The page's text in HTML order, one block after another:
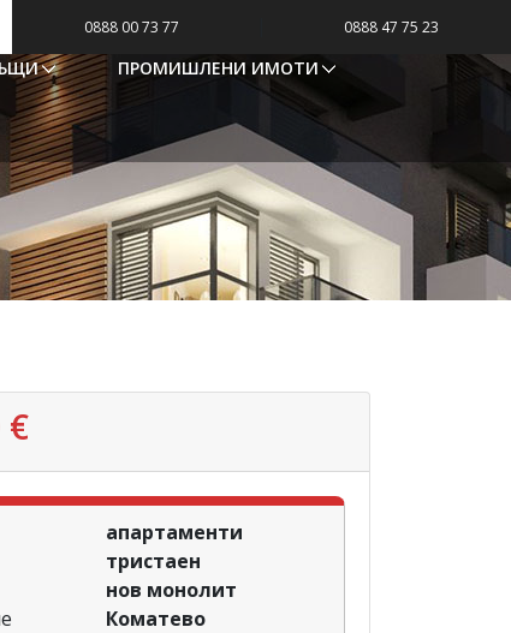
0888 00 73 77 0888 47 75 23
ПРОМИШЛЕНИ ИМОТИ
€
апартаменти
тристаен
нов монолит
Коматево